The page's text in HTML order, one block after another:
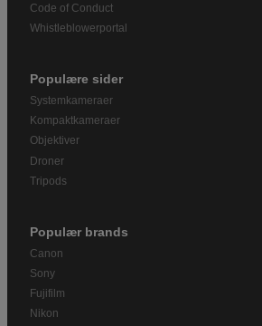
Code of Conduct
Whistleblowerportal
Populære sider
Systemkameraer
Kompaktkameraer
Objektiver
Droner
Tripods
Populær brands
Canon
Sony
Fujifilm
Nikon